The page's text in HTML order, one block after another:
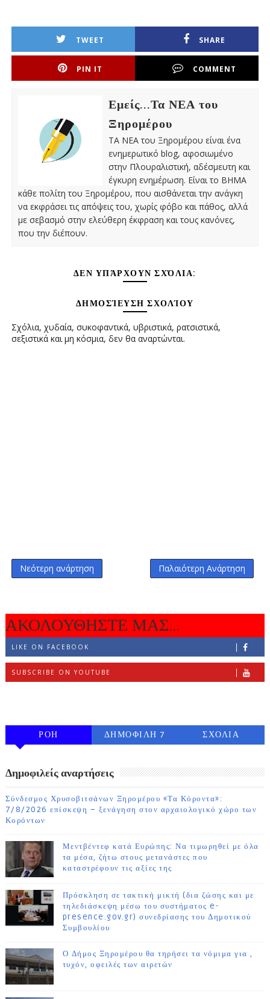
TWEET SHARE
PIN IT COMMENT
Εμείς...Τα ΝΕΑ του
Ξηρομέρου
ΤΑ ΝΕΑ του Ξηρομέρου είναι ένα
ενημερωτικό blog, αφοσιωμένο
στην Πλουραλιστική, αδέσμευτη και
έγκυρη ενημέρωση. Είναι το ΒΗΜΑ
κάθε πολίτη του Ξηρομέρου, που αισθάνεται την ανάγκη
να εκφράσει τις απόψεις του, χωρίς φόβο και πάθος, αλλά
με σεβασμό στην ελεύθερη έκφραση και τους κανόνες,
που την διέπουν.
ΔΕΝ ΥΠΆΡΧΟΥΝ ΣΧΌΛΙΑ:
ΔΗΜΟΣΊΕΥΣΗ ΣΧΟΛΊΟΥ
Σχόλια, χυδαία, συκοφαντικά, υβριστικά, ρατσιστικά,
σεξιστικά και μη κόσμια, δεν θα αναρτώνται.
Νεότερη ανάρτηση Παλαιότερη Ανάρτηση
ΑΚΟΛΟΥΘΗΣΤΕ ΜΑΣ...
LIKE ON FACEBOOK
SUBSCRIBE ON YOUTUBE
ΡΟΗ
ΔΗΜΟΦΙΛΗ 7
ΣΧΟΛΙΑ
Δημοφιλείς αναρτήσεις
Σύνδεσμος Χρυσοβιτσάνων Ξηρομέρου «Τα Κόροντα»:
7/8/2026 επίσκεψη – ξενάγηση στον αρχαιολογικό χώρο των
Κορόντων
Μεντβέντεφ κατά Ευρώπης: Να τιμωρηθεί με όλα
τα μέσα, ζήτω στους μετανάστες που
καταστρέφουν τις αξίες της
Πρόσκληση σε τακτική μικτή (δια ζώσης και με
τηλεδιάσκεψη μέσω του συστήματος e-
presence.gov.gr) συνεδρίασης του Δημοτικού
Συμβουλίου
Ο Δήμος Ξηρομέρου θα τηρήσει τα νόμιμα για ,
τυχόν, οφειλές των αιρετών